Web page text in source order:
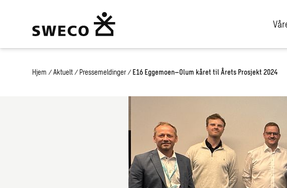
Hjem / Aktuelt / Pressemeldinger / E16 Eggemoen–Olum kåret til Årets Prosjekt 2024